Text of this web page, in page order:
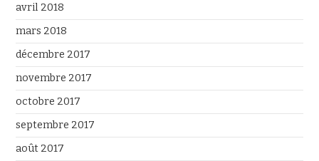
avril 2018
mars 2018
décembre 2017
novembre 2017
octobre 2017
septembre 2017
août 2017